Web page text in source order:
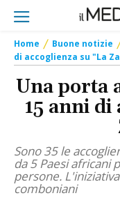
Home Buone notizie
di accoglienza su "La
Una porta
15 anni di
Sono 35 le
da 5 Paesi africani
persone.
comboniani